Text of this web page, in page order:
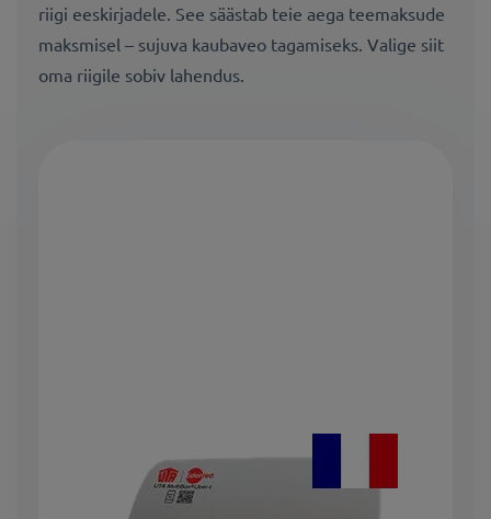
riigi eeskirjadele. See säästab teie aega teemaksude
maksmisel – sujuva kaubaveo tagamiseks. Valige siit
oma riigile sobiv lahendus.